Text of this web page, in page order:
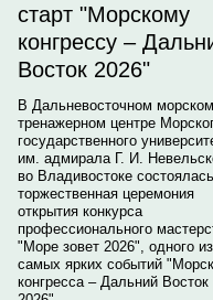
старт "Морскому
конгрессу –
Восток 2026"
В Дальневосточном морском
тренажерном центре
государственного
им. адмирала Г. И.
во Владивостоке состоялась
торжественная церемония
открытия конкурса
профессионального
"Море зовет 2026", одного из
самых ярких событий
конгресса – Дальний Восток